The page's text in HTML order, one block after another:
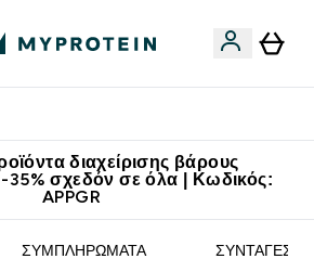
διαχείρισης βάρους
35% σχεδόν σε όλα | Κωδικός:
APPGR
ΣΥΜΠΛΗΡΏΜΑΤΑ ΣΥΝΤΑΓΈΣ